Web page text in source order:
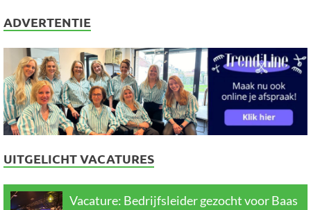
ADVERTENTIE
UITGELICHT VACATURES
Vacature: Bedrijfsleider gezocht voor Baas